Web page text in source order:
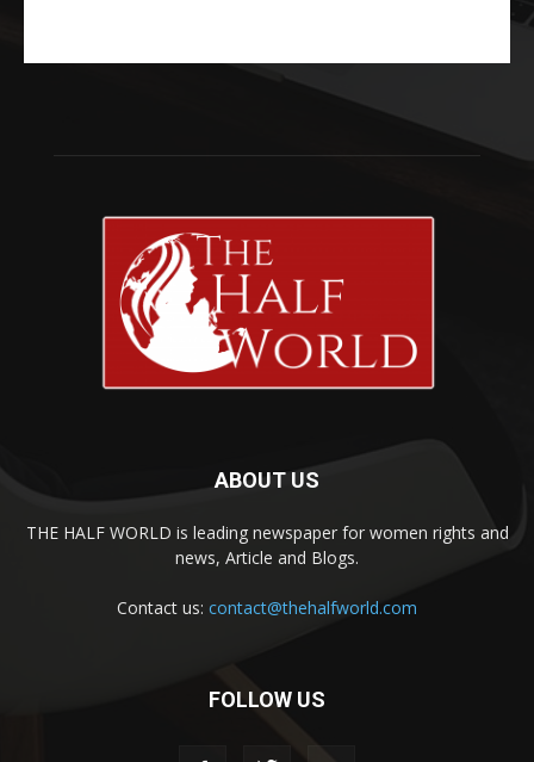
ABOUT US
THE HALF WORLD is leading newspaper for women rights and
news, Article and Blogs.
Contact us: contact@thehalfworld.com
FOLLOW US